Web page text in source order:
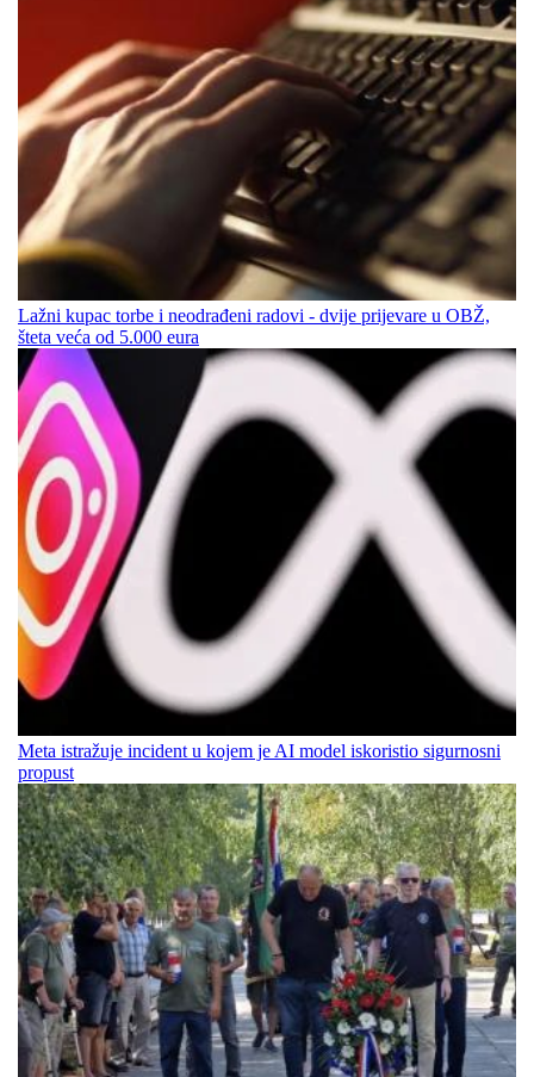
Lažni kupac torbe i neodrađeni radovi - dvije prijevare u OBŽ,
šteta veća od 5.000 eura
Meta istražuje incident u kojem je AI model iskoristio sigurnosni
propust